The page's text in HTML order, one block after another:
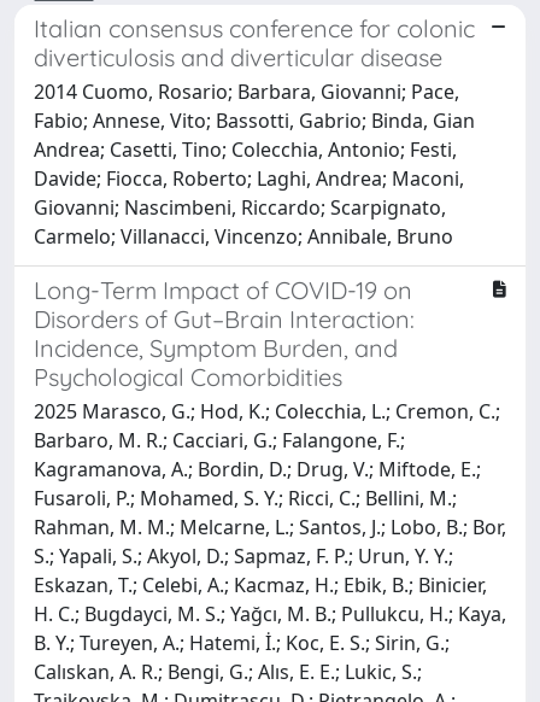
Italian consensus conference for colonic
diverticulosis and diverticular disease
2014 Cuomo, Rosario; Barbara, Giovanni; Pace,
Fabio; Annese, Vito; Bassotti, Gabrio; Binda, Gian
Andrea; Casetti, Tino; Colecchia, Antonio; Festi,
Davide; Fiocca, Roberto; Laghi, Andrea; Maconi,
Giovanni; Nascimbeni, Riccardo; Scarpignato,
Carmelo; Villanacci, Vincenzo; Annibale, Bruno
Long-Term Impact of COVID-19 on
Disorders of Gut–Brain Interaction:
Incidence, Symptom Burden, and
Psychological Comorbidities
2025 Marasco, G.; Hod, K.; Colecchia, L.; Cremon, C.;
Barbaro, M. R.; Cacciari, G.; Falangone, F.;
Kagramanova, A.; Bordin, D.; Drug, V.; Miftode, E.;
Fusaroli, P.; Mohamed, S. Y.; Ricci, C.; Bellini, M.;
Rahman, M. M.; Melcarne, L.; Santos, J.; Lobo, B.; Bor,
S.; Yapali, S.; Akyol, D.; Sapmaz, F. P.; Urun, Y. Y.;
Eskazan, T.; Celebi, A.; Kacmaz, H.; Ebik, B.; Binicier,
H. C.; Bugdayci, M. S.; Yağcı, M. B.; Pullukcu, H.; Kaya,
B. Y.; Tureyen, A.; Hatemi, İ.; Koc, E. S.; Sirin, G.;
Calıskan, A. R.; Bengi, G.; Alıs, E. E.; Lukic, S.;